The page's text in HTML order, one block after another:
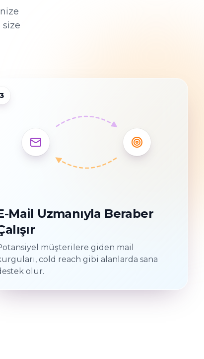
size
3
Mail Uzmanıyla Beraber
müşterilere giden mail
cold reach gibi alanlarda sana
olur.